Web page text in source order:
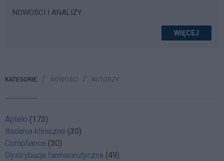
NOWOŚCI I ANALIZY
WIĘCEJ
KATEGORIE NOWOŚCI AUTORZY
Apteki (173)
Badania kliniczne (30)
Compliance (30)
Dystrybucja farmaceutyczna (49)